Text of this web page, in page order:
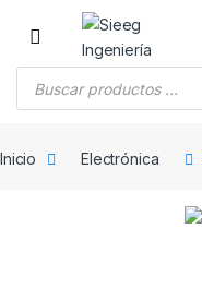
Saltar a la navegación
Saltar al contenido
Inicio Electrónica